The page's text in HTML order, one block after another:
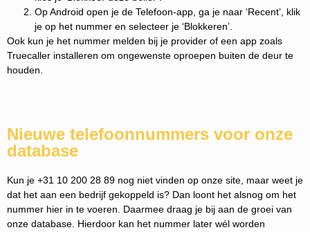
Op Android open je de Telefoon-app, ga je naar ‘Recent’, klik
je op het nummer en selecteer je ‘Blokkeren’.
Ook kun je het nummer melden bij je provider of een app zoals
Truecaller installeren om ongewenste oproepen buiten de deur te
houden.
Nieuwe telefoonnummers voor onze
database
Kun je +31 10 200 28 89 nog niet vinden op onze site, maar weet je
dat het aan een bedrijf gekoppeld is? Dan loont het alsnog om het
nummer hier in te voeren. Daarmee draag je bij aan de groei van
onze database. Hierdoor kan het nummer later wél worden